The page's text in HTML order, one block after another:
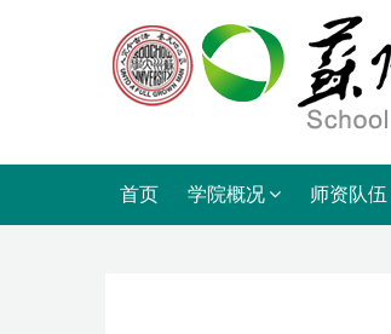
首页 学院概况 师资队伍